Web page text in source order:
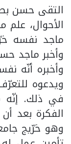
التقى حسن
الأحوال،
ماجد نفسه
وأخبر ماجد
وأخبره أنّه
ويدعوه
في ذلك. إنّه
الفكرة بعد
وهو خرّيج